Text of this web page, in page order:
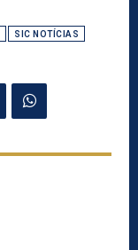
SIC NOTÍCIAS